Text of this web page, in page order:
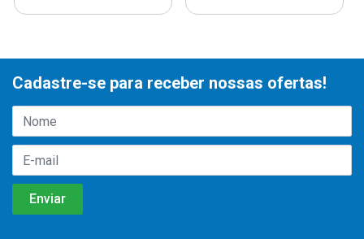
Cadastre-se para receber nossas ofertas!